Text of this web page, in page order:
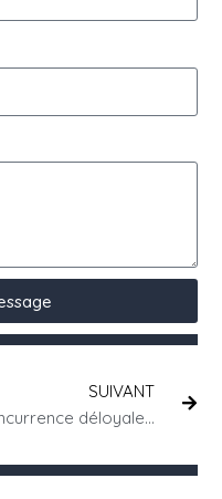
SUIVANT
Concurrence déloyale – suis-je en tort ?